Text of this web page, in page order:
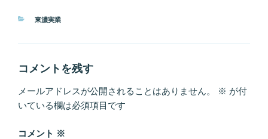
カ
東濃実業
コメントを残す
メールアドレスが公開されることはありません。 ※ が付
いている欄は必須項目です
コメント ※